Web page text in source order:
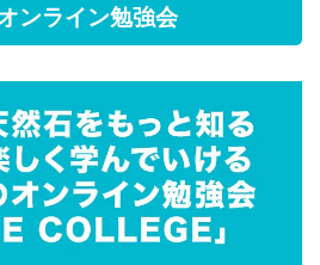
ンライン勉強会